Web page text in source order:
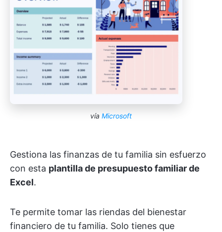
vía Microsoft
Gestiona las finanzas de tu familia sin esfuerzo
con esta plantilla de presupuesto familiar de
Excel.
Te permite tomar las riendas del bienestar
financiero de tu familia. Solo tienes que